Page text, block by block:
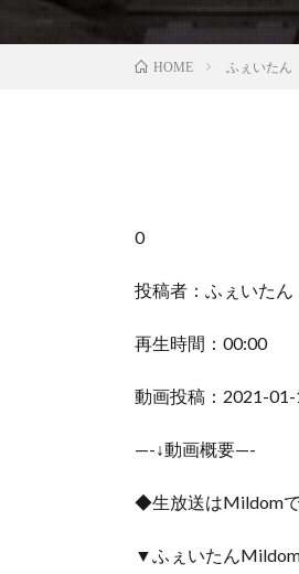
HOME ふぇいたん
0
投稿者：ふぇいたん
再生時間：00:00
動画投稿：2021-
—-↓動画概要—-
◆生放送はMildom
▼ふぇいたん